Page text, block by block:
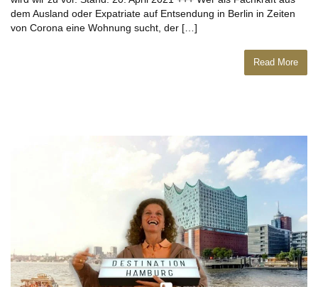
dem Ausland oder Expatriate auf Entsendung in Berlin in Zeiten
von Corona eine Wohnung sucht, der […]
Read More